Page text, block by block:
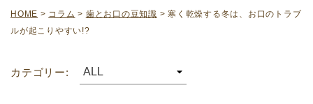
HOME > コラム > 歯とお口の豆知識 > 寒く乾燥する冬は、お口のトラブ
ルが起こりやすい!?
カテゴリー: